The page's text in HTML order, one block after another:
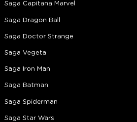
Saga Capitana Marvel
Saga Dragon Ball
Saga Doctor Strange
Saga Vegeta
Saga Iron Man
Saga Batman
Saga Spiderman
Saga Star Wars